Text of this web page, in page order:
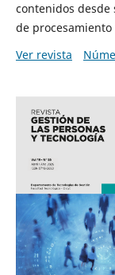
contenidos desde
de
Ver revista